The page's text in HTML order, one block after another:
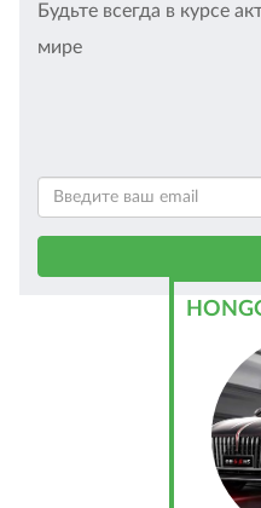
Будьте всегда в курсе
мире